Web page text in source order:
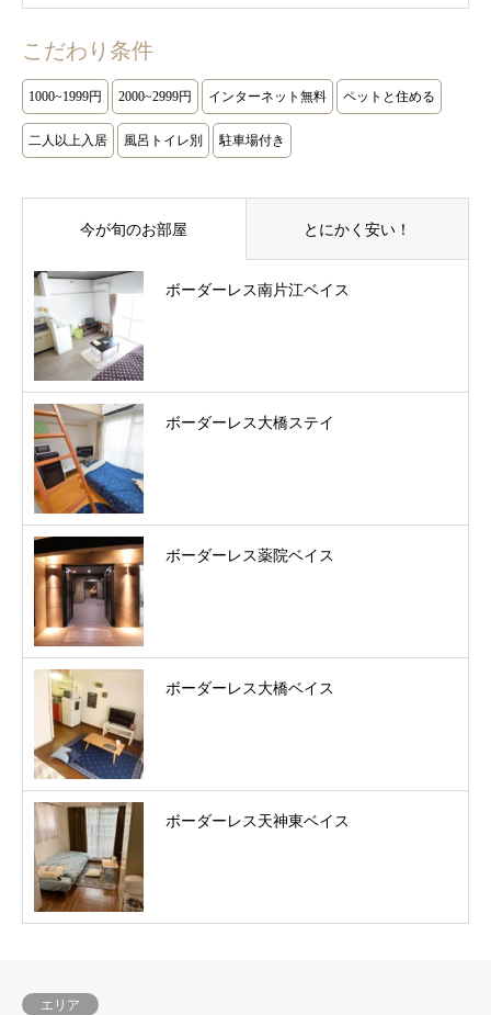
こだわり条件
1000~1999円 2000~2999円 インターネット無料 ペットと住める
二人以上入居 風呂トイレ別 駐車場付き
今が旬のお部屋 とにかく安い！
ボーダーレス南片江ベイス
ボーダーレス大橋ステイ
ボーダーレス薬院ベイス
ボーダーレス大橋ベイス
ボーダーレス天神東ベイス
エリア